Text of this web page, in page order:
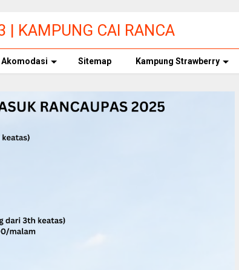
KAMPUNG CAI RANCA
Akomodasi Sitemap Kampung Strawberry